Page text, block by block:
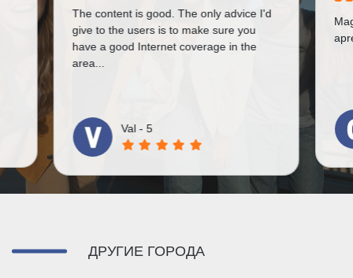
The content is good. The only advice I'd
give to the users is to make sure you
have a good Internet coverage in the
area...
Val - 5
ДРУГИЕ ГОРОДА